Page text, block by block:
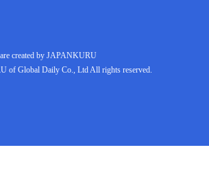
created by JAPANKURU
of Global Daily Co., Ltd All rights reserved.